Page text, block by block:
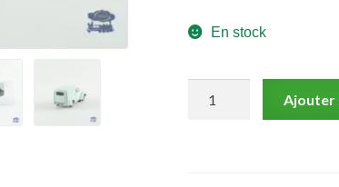
En stock
Ajouter